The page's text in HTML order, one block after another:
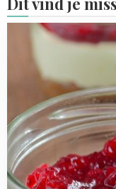
about
Cranberry
MonChou
dessert